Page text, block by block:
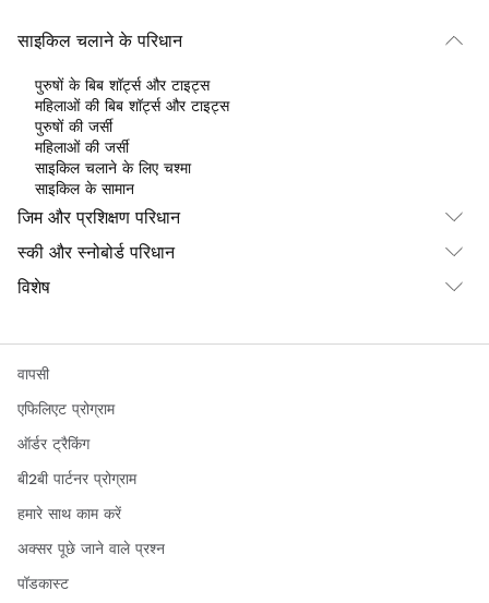
साइकिल चलाने के परिधान
पुरुषों के बिब शॉर्ट्स और टाइट्स
महिलाओं की बिब शॉर्ट्स और टाइट्स
पुरुषों की जर्सी
महिलाओं की जर्सी
साइकिल चलाने के लिए चश्मा
साइकिल के सामान
जिम और प्रशिक्षण परिधान
स्की और स्नोबोर्ड परिधान
विशेष
वापसी
एफिलिएट प्रोग्राम
ऑर्डर ट्रैकिंग
बी2बी पार्टनर प्रोग्राम
हमारे साथ काम करें
अक्सर पूछे जाने वाले प्रश्न
पॉडकास्ट